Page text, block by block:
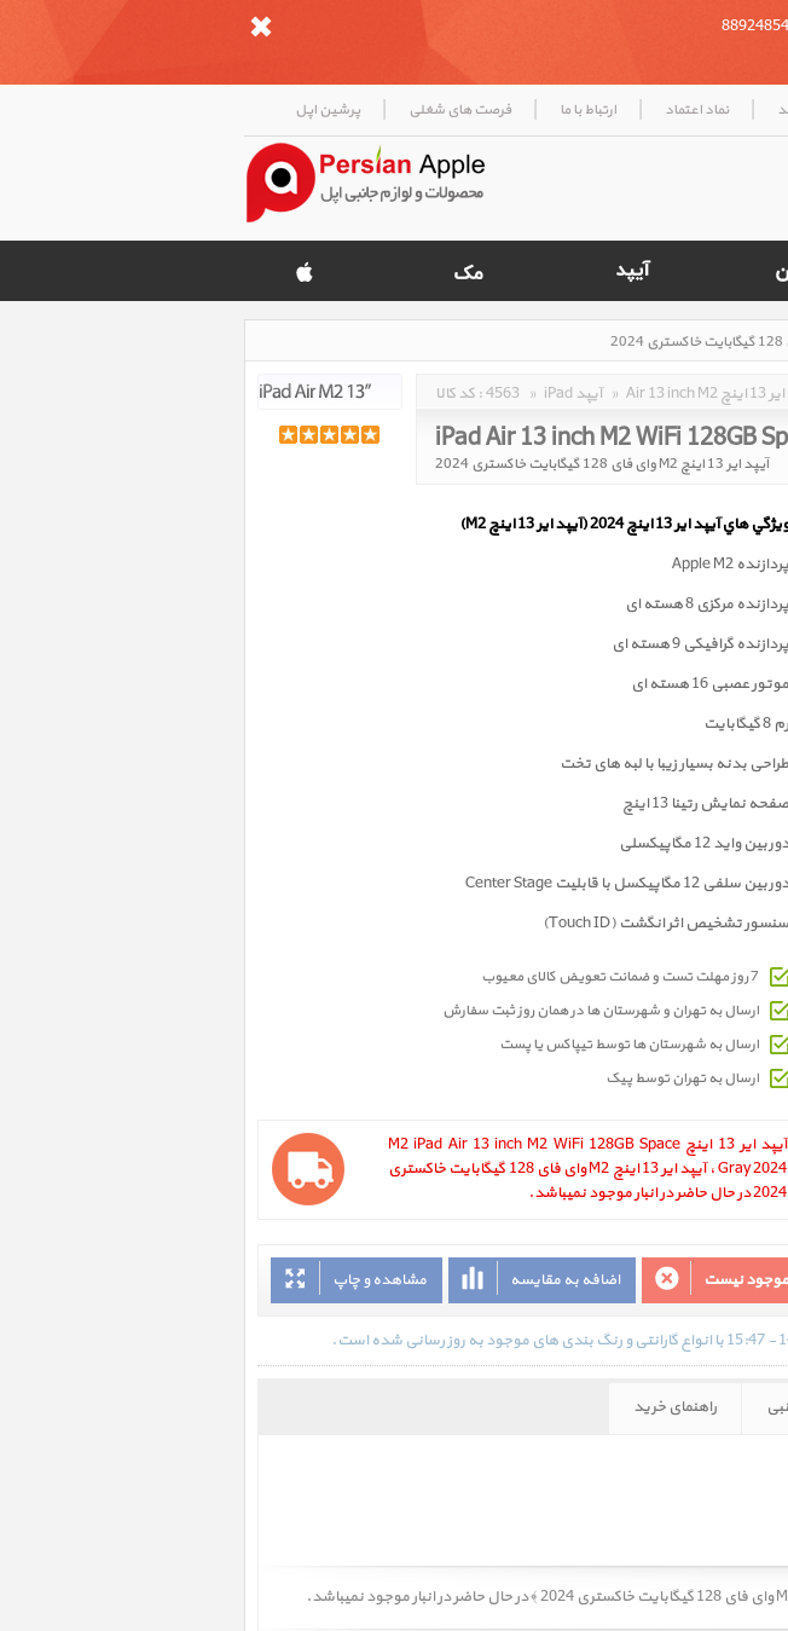
| نماد اعتماد | ارتباط با ما | فرصت های شغلی | پرشین اپل
کد کالا :4563 » iPad آیپد »
iPad Air 13 inch M2 WiFi 128GB
آیپد ایر 13 اینچ M2 وای فای 128 گیگابایت خاکستری 2024
ويژگي هاي آيپد ایر 13 اینچ 2024 (آیپد ایر 13 اینچ M2)
پردازنده Apple M2
پردازنده مرکزی 8 هسته ای
پردازنده گرافیکی 9 هسته ای
موتور عصبی 16 هسته ای
رم 8 گیگابایت
طراحی بدنه بسیار زیبا با لبه های تخت
صفحه نمايش رتینا 13 اینچ
دوربين واید 12 مگاپیکسلی
دوربین سلفی 12 مگاپیکسل با قابلیت Center Stage
سنسور تشخیص اثر انگشت (Touch ID)
7 روز مهلت تست و ضمانت تعویض کالای معیوب
ارسال به تهران و شهرستان ها در همان روز ثبت سفارش
ارسال به شهرستان ها توسط تیپاکس یا پست
ارسال به تهران توسط پیک
آیپد ایر 13 اینچ M2 iPad Air 13 inch M2 WiFi 128GB Space
Gray 2024 ، آیپد ایر 13 اینچ M2 وای فای 128 گیگابایت خاکستری
2024 در حال حاضر در انبار موجود نمیباشد.
مشاهده و چاپ اضافه به مقایسه موجود نیست
راهنمای خرید